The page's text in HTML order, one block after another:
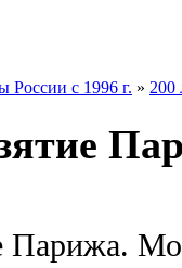
с 1996 г. » 200
Парижа.